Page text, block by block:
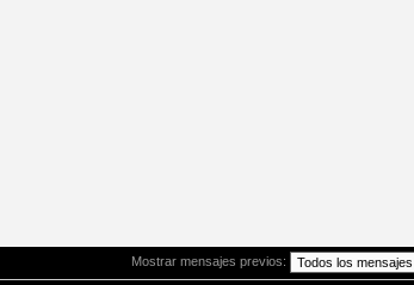
Mostrar mensajes previos: